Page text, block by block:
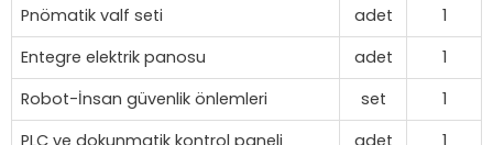
Pnömatik valf seti adet
1
Entegre elektrik panosu
adet
1
Robot-İnsan güvenlik önlemleri
set
1
PLC ve dokunmatik kontrol paneli
adet
1